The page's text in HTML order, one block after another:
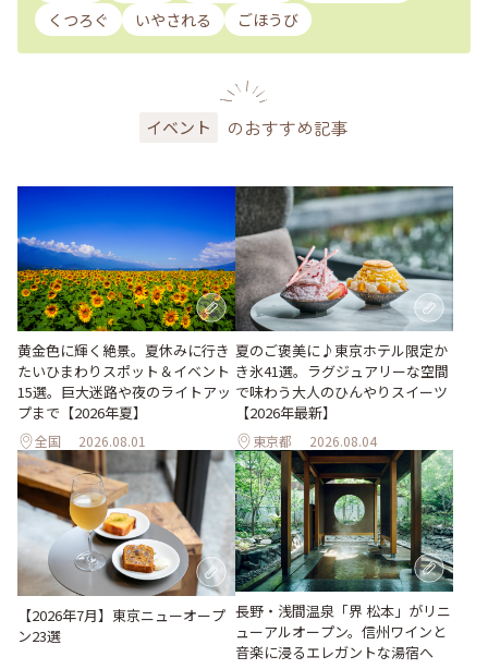
くつろぐ
いやされる ごほうび
イベント のおすすめ記事
黄金色に輝く絶景。夏休みに行き
たいひまわりスポット＆イベント
15選。巨大迷路や夜のライトアッ
プまで【2026年夏】
全国 2026.08.01
夏のご褒美に♪東京ホテル限定か
き氷41選。ラグジュアリーな空間
で味わう大人のひんやりスイーツ
【2026年最新】
東京都 2026.08.04
【2026年7月】東京ニューオープ
ン23選
長野・浅間温泉「界 松本」がリニ
ューアルオープン。信州ワインと
音楽に浸るエレガントな湯宿へ